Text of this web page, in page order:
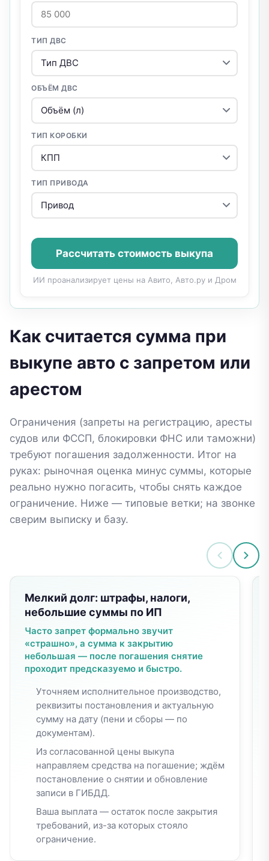
ТИП ДВС
ОБЪЁМ ДВС
ТИП КОРОБКИ
ТИП ПРИВОДА
Рассчитать стоимость выкупа
ИИ проанализирует цены на Авито, Авто.ру и Дром
Как считается сумма при
выкупе авто с запретом или
арестом
Ограничения (запреты на регистрацию, аресты
судов или ФССП, блокировки ФНС или таможни)
требуют погашения задолженности. Итог на
руках: рыночная оценка минус суммы, которые
реально нужно погасить, чтобы снять каждое
ограничение. Ниже — типовые ветки; на звонке
сверим выписку и базу.
Мелкий долг: штрафы, налоги,
небольшие суммы по ИП
Часто запрет формально звучит
«страшно», а сумма к закрытию
небольшая — после погашения снятие
проходит предсказуемо и быстро.
Уточняем исполнительное производство,
реквизиты постановления и актуальную
сумму на дату (пени и сборы — по
документам).
Из согласованной цены выкупа
направляем средства на погашение; ждём
постановление о снятии и обновление
записи в ГИБДД.
Ваша выплата — остаток после закрытия
требований, из-за которых стояло
ограничение.